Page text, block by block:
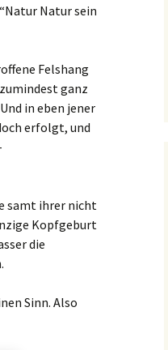
Natur sein
Felshang
ganz
in eben jener
erfolgt, und
samt ihrer nicht
Kopfgeburt
die
Sinn. Also